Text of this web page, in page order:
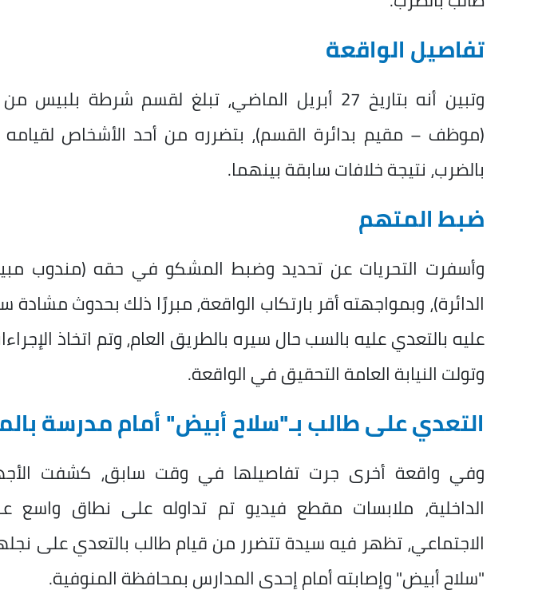
تفاصيل الواقعة
وتبين أنه بتاريخ 27 أبريل الماضي، تبلغ لقسم شرطة
(موظف – مقيم بدائرة القسم)، بتضرره من أحد الأشخاص لقيامه
بالضرب، نتيجة خلافات سابقة بينهما.
ضبط المتهم
وأسفرت التحريات عن تحديد وضبط المشكو في حقه (مندوب
الدائرة)، وبمواجهته أقر بارتكاب الواقعة، مبررًا ذلك بحدوث
عليه بالتعدي عليه بالسب حال سيره بالطريق العام، وتم اتخاذ
وتولت النيابة العامة التحقيق في الواقعة.
التعدي على طالب بـ"سلاح أبيض" أمام مدرسة
وفي واقعة أخرى جرت تفاصيلها في وقت سابق، كشفت
الداخلية، ملابسات مقطع فيديو تم تداوله على نطاق واسع
الاجتماعي، تظهر فيه سيدة تتضرر من قيام طالب بالتعدي على
"سلاح أبيض" وإصابته أمام إحدى المدارس بمحافظة المنوفية.